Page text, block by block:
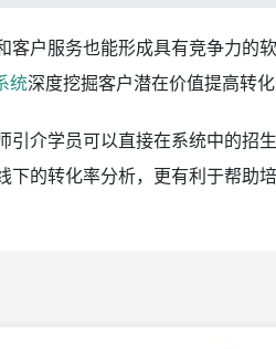
客户服务也能形成具有竞争力的
统深度挖掘客户潜在价值提高转
介学员可以直接在系统中的招
的转化率分析，更有利于帮助